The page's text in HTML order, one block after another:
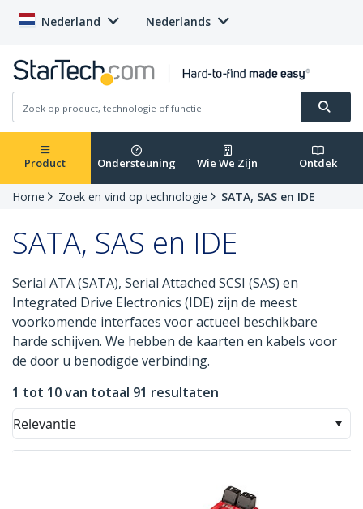
Nederland Nederlands
Product Ondersteuning Wie We Zijn Ontdek
Home Zoek en vind op technologie SATA, SAS en IDE
SATA, SAS en IDE
Serial ATA (SATA), Serial Attached SCSI (SAS) en
Integrated Drive Electronics (IDE) zijn de meest
voorkomende interfaces voor actueel beschikbare
harde schijven. We hebben de kaarten en kabels voor
de door u benodigde verbinding.
1 tot 10 van totaal 91 resultaten
Relevantie